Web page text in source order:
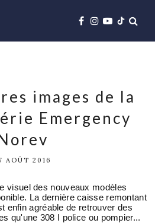
images de la
Emergency
AOÛT 2016
visuel des nouveaux modèles
La dernière caisse remontant
enfin agréable de retrouver des
qu'une 308 I police ou pompier...